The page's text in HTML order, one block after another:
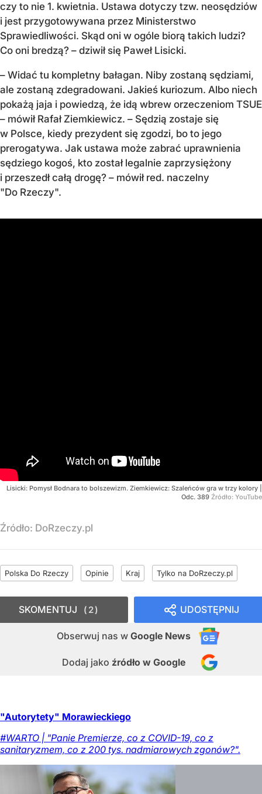
czy to nie 1. kwietnia. Ustawa dotyczy tzw. neosędziów
i jest przygotowywana przez Ministerstwo
Sprawiedliwości. Skąd oni w ogóle biorą takich ludzi?
Co oni bredzą? – dziwił się Paweł Lisicki.
– Widać tu kompletny bałagan. Niby zostaną sędziami,
ale zostaną zdegradowani. Jakieś kuriozum. Albo niech
pokażą jaja i powiedzą, że idą wbrew orzeczeniom TSUE
– mówił Rafał Ziemkiewicz. – Sędzią zostaje się
w Polsce, kiedy prezydent się zgodzi, bo to jego
prerogatywa. Jak ustawa może zabrać uprawnienia
sędziego kogoś, kto został legalnie zaprzysiężony
i przeszedł całą drogę? – mówił red. naczelny
"Do Rzeczy".
Lisicki: Pomysł Bodnara to bolszewizm. Ziemkiewicz: Szaleńców gra w trzy kolory |
Odc. 389 Źródło: YouTube
Źródło: DoRzeczy.pl
Polska Do Rzeczy Opinie Kraj Tylko na DoRzeczy.pl
UDOSTĘPNIJ
Obserwuj nas w Google News
Dodaj jako źródło w Google
SKOMENTUJ 2
"Autorytety" Morawieckiego
#WARTO | "Panie Premierze, co z COVID-19, co z
sanitaryzmem, co z 200 tys. nadmiarowych zgonów?".